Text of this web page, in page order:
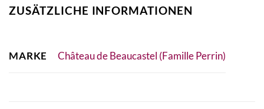
ZUSÄTZLICHE INFORMATIONEN
MARKE Château de Beaucastel (Famille Perrin)